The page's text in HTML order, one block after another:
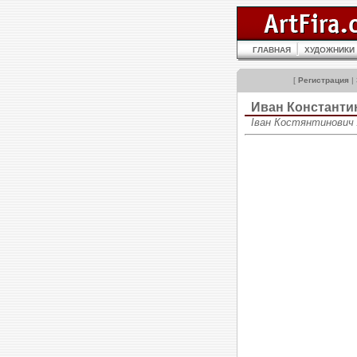
ГЛАВНАЯ ХУДОЖНИКИ
[ Регистрация |
Иван
Іван Костянтинович